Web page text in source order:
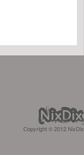
Copyright © 2012 NixDix.